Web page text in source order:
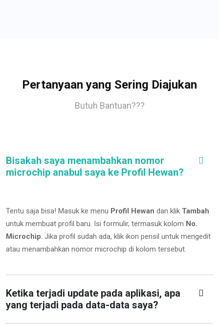
Pertanyaan yang Sering Diajukan
Butuh Bantuan???
Bisakah saya menambahkan nomor
microchip anabul saya ke Profil Hewan?
Tentu saja bisa! Masuk ke menu Profil Hewan dan klik Tambah
untuk membuat profil baru. Isi formulir, termasuk kolom No.
Microchip. Jika profil sudah ada, klik ikon pensil untuk mengedit
atau menambahkan nomor microchip di kolom tersebut.
Ketika terjadi update pada aplikasi, apa
yang terjadi pada data-data saya?